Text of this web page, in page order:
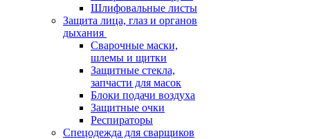
Шлифовальные листы
Защита лица, глаз и органов
дыхания
Сварочные маски,
шлемы и щитки
Защитные стекла,
запчасти для масок
Блоки подачи воздуха
Защитные очки
Респираторы
Спецодежда для сварщиков